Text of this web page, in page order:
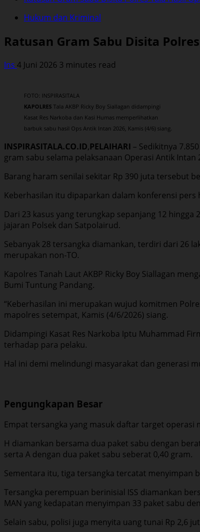
Hukum dan Kriminal
Ratusan Gram Sabu Disita
Ins 4 Juni 2026 3 minutes read
FOTO: INSPIRASITALA
KAPOLRES Tala AKBP Ricky Boy Siallagan didampingi
Kasat Res Narkoba dan Kasi Humas memperlihatkan
barbuk sabu hasil Ops Antik Intan 2026, Kamis (4/6) siang.
INSPIRASITALA.CO.ID,PELAIHARI – Sedikitnya
gram sabu selama pelaksanaan Operasi Antik Intan
Barang haram senilai sekitar Rp 390 juta tersebut
Keberhasilan itu dipaparkan dalam konferensi pers
Dari 23 kasus yang terungkap sepanjang 12
jajaran Polsek dan Satpolairud.
Sebanyak 28 tersangka diamankan, terdiri dari 26
merupakan non-TO.
Kapolres Tanah Laut AKBP Ricky Boy Siallagan
Bumi Tuntung Pandang.
“Keberhasilan ini merupakan wujud komitmen
mapolres setempat, Kamis (4/6/2026) siang.
Didampingi Kasat Res Narkoba Iptu Muhammad
terhadap para pelaku.
Hal ini demi melindungi masyarakat dan generasi
Pengungkapan Besar
Empat tersangka yang masuk daftar target operasi
H diamankan bersama dua paket sabu dengan
serta A dengan dua paket sabu seberat 0,40 gram.
Sementara itu, tiga tersangka tercatat menyimpan
Tersangka perempuan berinisial ISS diamankan
MAN yang kedapatan menyimpan 33 paket sabu
Selain sabu, polisi juga menyita uang tunai Rp 2,6